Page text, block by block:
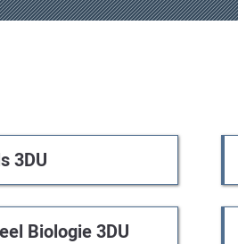
3DU
Biologie 3DU